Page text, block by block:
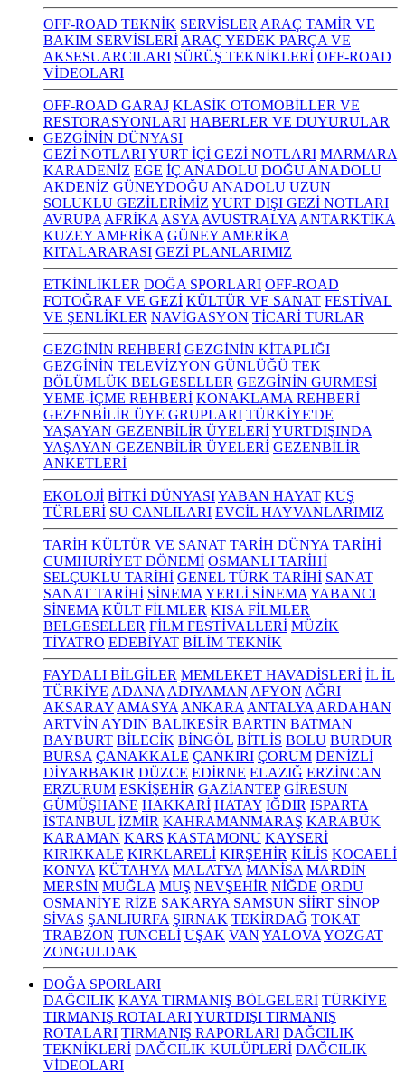
OFF-ROAD TEKNİK SERVİSLER ARAÇ TAMİR VE
BAKIM SERVİSLERİ ARAÇ YEDEK PARÇA VE
AKSESUARCILARI SÜRÜŞ TEKNİKLERİ OFF-ROAD
VİDEOLARI
OFF-ROAD GARAJ KLASİK OTOMOBİLLER VE
RESTORASYONLARI HABERLER VE DUYURULAR
GEZGİNİN DÜNYASI
GEZİ NOTLARIYURT İÇİ GEZİ NOTLARI MARMARA
KARADENİZ EGE İÇ ANADOLU DOĞU ANADOLU
AKDENİZ GÜNEYDOĞU ANADOLU UZUN
SOLUKLU GEZİLERİMİZ YURT DIŞI GEZİ NOTLARI
AVRUPA AFRİKA ASYA AVUSTRALYA ANTARKTİKA
KUZEY AMERİKA GÜNEY AMERİKA
KITALARARASI GEZİ PLANLARIMIZ
ETKİNLİKLER DOĞA SPORLARI OFF-ROAD
FOTOĞRAF VE GEZİ KÜLTÜR VE SANAT FESTİVAL
VE ŞENLİKLER NAVİGASYON TİCARİ TURLAR
GEZGİNİN REHBERİ GEZGİNİN KİTAPLIĞI
GEZGİNİN TELEVİZYON GÜNLÜĞÜ TEK
BÖLÜMLÜK BELGESELLER GEZGİNİN GURMESİ
YEME-İÇME REHBERİ KONAKLAMA REHBERİ
GEZENBİLİR ÜYE GRUPLARI TÜRKİYE'DE
YAŞAYAN GEZENBİLİR ÜYELERİYURTDIŞINDA
YAŞAYAN GEZENBİLİR ÜYELERİ GEZENBİLİR
ANKETLERİ
EKOLOJİ BİTKİ DÜNYASIYABAN HAYAT KUŞ
TÜRLERİ SU CANLILARI EVCİL HAYVANLARIMIZ
TARİH KÜLTÜR VE SANAT TARİH DÜNYA TARİHİ
CUMHURİYET DÖNEMİ OSMANLI TARİHİ
SELÇUKLU TARİHİ GENEL TÜRK TARİHİ SANAT
SANAT TARİHİ SİNEMA YERLİ SİNEMA YABANCI
SİNEMA KÜLT FİLMLER KISA FİLMLER
BELGESELLER FİLM FESTİVALLERİ MÜZİK
TİYATRO EDEBİYAT BİLİM TEKNİK
FAYDALI BİLGİLER MEMLEKET HAVADİSLERİ İL İL
TÜRKİYE ADANA ADIYAMAN AFYON AĞRI
AKSARAY AMASYA ANKARA ANTALYA ARDAHAN
ARTVİN AYDIN BALIKESİR BARTIN BATMAN
BAYBURT BİLECİK BİNGÖL BİTLİS BOLU BURDUR
BURSA ÇANAKKALE ÇANKIRI ÇORUM DENİZLİ
DİYARBAKIR DÜZCE EDİRNE ELAZIĞ ERZİNCAN
ERZURUM ESKİŞEHİR GAZİANTEP GİRESUN
GÜMÜŞHANE HAKKARİ HATAY IĞDIR ISPARTA
İSTANBUL İZMİR KAHRAMANMARAŞ KARABÜK
KARAMAN KARS KASTAMONU KAYSERİ
KIRIKKALE KIRKLARELİ KIRŞEHİR KİLİS KOCAELİ
KONYA KÜTAHYA MALATYA MANİSA MARDİN
MERSİN MUĞLA MUŞ NEVŞEHİR NİĞDE ORDU
OSMANİYE RİZE SAKARYA SAMSUN SİİRT SİNOP
SİVAS ŞANLIURFA ŞIRNAK TEKİRDAĞ TOKAT
TRABZON TUNCELİ UŞAK VAN YALOVA YOZGAT
ZONGULDAK
DOĞA SPORLARI
DAĞCILIK KAYA TIRMANIŞ BÖLGELERİ TÜRKİYE
TIRMANIŞ ROTALARIYURTDIŞI TIRMANIŞ
ROTALARI TIRMANIŞ RAPORLARI DAĞCILIK
TEKNİKLERİ DAĞCILIK KULÜPLERİ DAĞCILIK
VİDEOLARI